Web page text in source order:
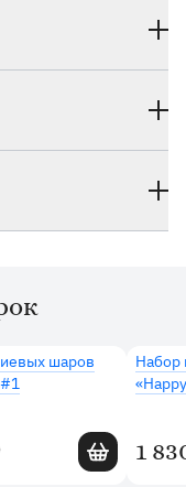
шаров
Добавить в
Набор
1